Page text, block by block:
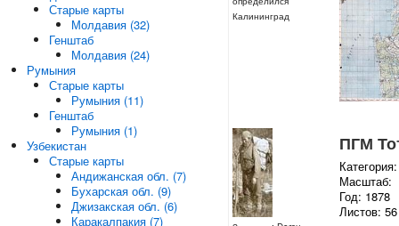
Калининград
ПГМ
Масштаб:
Год: 1878
Листов: 56
Старые карты
Молдавия (32)
Генштаб
Молдавия (24)
Румыния
Старые карты
Румыния (11)
Генштаб
Румыния (1)
Узбекистан
Старые карты
Андижанская обл. (7)
Бухарская обл. (9)
Джизакская обл. (6)
Каракалпакия (7)